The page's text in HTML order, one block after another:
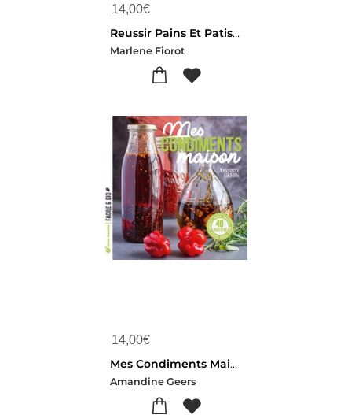
14,00€
Reussir Pains Et Patisseries Au Levain Naturel : Recettes, Conseils Et Tours De Main
Marlene Fiorot
14,00€
Mes Condiments Maison : Pickles, Chutneys, Sauces, Vinaigres, Huiles, Epices...
Amandine Geers